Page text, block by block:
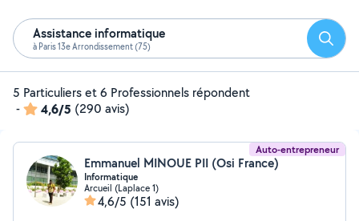
Assistance informatique
à Paris 13e Arrondissement (75)
5 Particuliers et 6 Professionnels répondent
-
4,6/5 (290 avis)
Auto-entrepreneur
Emmanuel MINOUE PII (Osi France)
Informatique
Arcueil (Laplace 1)
4,6/5 (151 avis)